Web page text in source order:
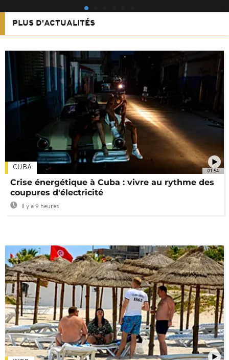
PLUS D'ACTUALITÉS
01:54
CUBA
Crise énergétique à Cuba : vivre au rythme des
coupures d'électricité
Il y a 9 heures